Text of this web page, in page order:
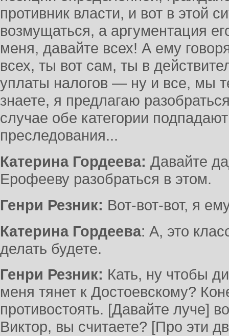
противник власти, и вот в этой
возмущаться, а аргументация
меня, давайте всех! А ему
всех, ты вот сам, ты в
уплаты налогов — ну и все, мы
знаете, я предлагаю
случае обе категории
преследования...
Катерина Гордеева: Давайте
Ерофееву разобраться в этом.
Генри Резник: Вот-вот-вот, я
Катерина Гордеева: А, это
делать будете.
Генри Резник: Кать, ну чтобы
меня тянет к Достоевскому?
противостоять. [Давайте луче]
Виктор, вы считаете? [Про эти